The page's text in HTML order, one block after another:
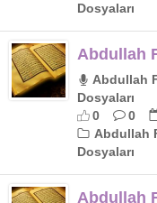
Dosyaları
Abdullah
Abdullah
Dosyaları
0
0
Abdullah
Dosyaları
Abdullah